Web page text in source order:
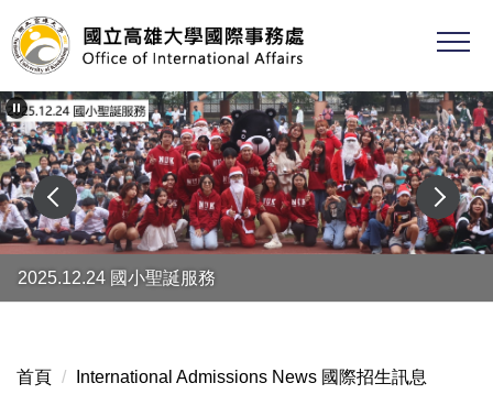
跳
到
主
要
內
容
區
2025.12.24 國小聖誕服務
首頁 International Admissions News 國際招生訊息